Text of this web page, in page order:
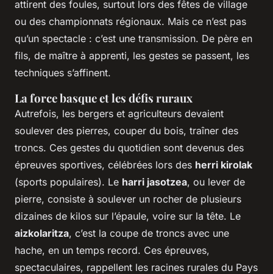
attirent des foules, surtout lors des fêtes de village
ou des championnats régionaux. Mais ce n’est pas
qu’un spectacle : c’est une transmission. De père en
fils, de maître à apprenti, les gestes se passent, les
techniques s’affinent.
La force basque et les défis ruraux
Autrefois, les bergers et agriculteurs devaient
soulever des pierres, couper du bois, traîner des
troncs. Ces gestes du quotidien sont devenus des
épreuves sportives, célébrées lors des herri kirolak
(sports populaires). Le harri jasotzea, ou lever de
pierre, consiste à soulever un rocher de plusieurs
dizaines de kilos sur l’épaule, voire sur la tête. Le
aizkolaritza, c’est la coupe de troncs avec une
hache, en un temps record. Ces épreuves,
spectaculaires, rappellent les racines rurales du Pays